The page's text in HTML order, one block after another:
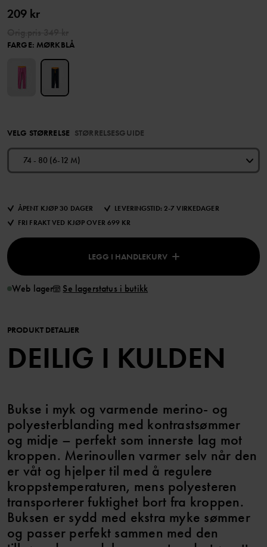
209 kr
FARGE: MØRKBLÅ
VELG STØRRELSE STØRRELSESGUIDE
74 - 80 (6-12 M)
ÅPENT KJØP 30 DAGER
LEVERINGSTID: 2-7 VIRKEDAGER
FRI FRAKT VED KJØP OVER 699 KR
LEGG I HANDLEKURV
Web lager Se lagerstatus i butikk
PRODUKT DETALJER
DEILIG I KULDEN
Bukse i myk og varmende merino- og
polyesterblanding med kontrastsømmer
og midje – perfekt som innerste lag mot
kroppen. Merinoullen varmer selv når den
er våt og hjelper til med å regulere
kroppstemperaturen, mens polyesteren
transporterer fuktighet bort fra kroppen.
Buksen er sydd med ekstra myke sømmer
og passer perfekt sammen med den